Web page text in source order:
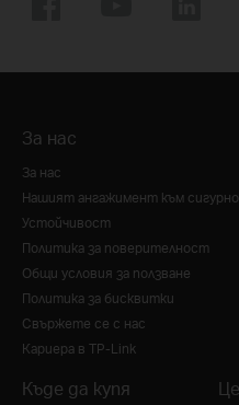
За нас
За нас
Нашият ангажимент към
Устойчивост
Политика за поверителност
Общи условия за ползване
Политика за бисквитки
Свържете се с нас
Кариера в TP-Link
Къде да купя